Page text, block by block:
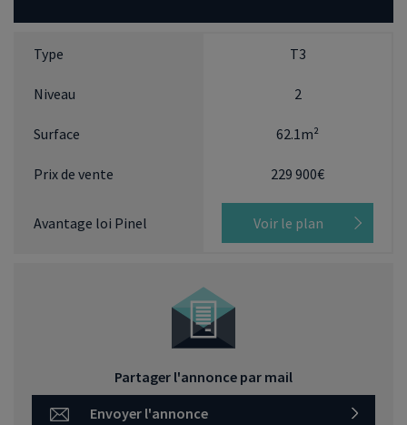
T3
2
62.1m²
229 900€
Voir le plan
Partager l'annonce par mail
Envoyer l'annonce